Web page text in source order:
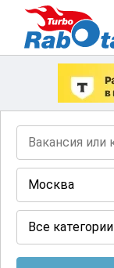
Все категории